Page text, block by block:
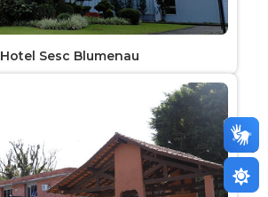
Hotel Sesc Blumenau